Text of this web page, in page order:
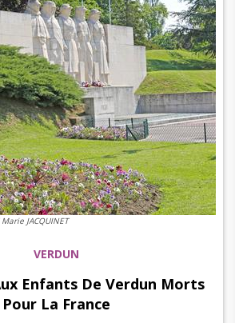
JACQUINET
VERDUN
Enfants De Verdun Morts
Pour La France